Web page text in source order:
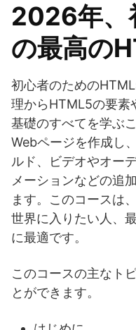
2026年、
の最高の
初心者のための
理からHTML5の要素
基礎のすべてを学ぶ
Webページを作成し
ルド、ビデオやオー
メーションなどの追
ます。このコースは
世界に入りたい人、
に最適です。
このコースの主なト
とができます。